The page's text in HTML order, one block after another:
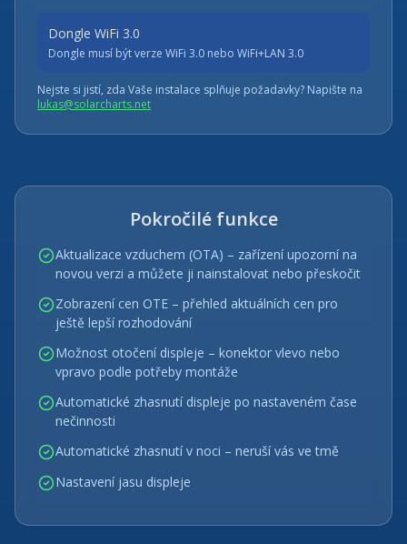
Dongle WiFi 3.0
Dongle musí být verze WiFi 3.0 nebo WiFi+LAN 3.0
Nejste si jistí, zda Vaše instalace splňuje požadavky? Napište na
lukas@solarcharts.net
Pokročilé funkce
Aktualizace vzduchem (OTA) – zařízení upozorní na
novou verzi a můžete ji nainstalovat nebo přeskočit
Zobrazení cen OTE – přehled aktuálních cen pro
ještě lepší rozhodování
Možnost otočení displeje – konektor vlevo nebo
vpravo podle potřeby montáže
Automatické zhasnutí displeje po nastaveném čase
nečinnosti
Automatické zhasnutí v noci – neruší vás ve tmě
Nastavení jasu displeje